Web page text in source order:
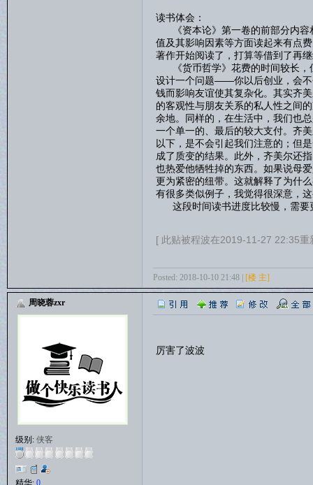
读书体会：
《资本论》第一卷的前部分内容
值及其影响因素等方面读起来有点
著作开始阅读了，打算等借到了再
《货币哲学》花费的时间较长，
设计一个问题——你以后创业，会不
钱而影响友谊使其复杂化。其实齐
的客观性与朋友关系的私人性之间
余地。同样的，在生活中，我们也
一个单一的、最后的较大支付。齐
以下，是不会引起我们注意的；但
成了质变的结果。此外，齐美尔还
也热爱他牺牲掉的东西。如果说母
更为紧密的纽带。这就解释了为什
有很多类似例子，我觉得很深意，
这段时间读书进度比较慢，需要
[ 此贴被程波在2019-11-27 22:35重
Posted: 2018-10-10 21:48 | [楼 主]
周晓蓉zxr
级别: 侠客
厉害了波波